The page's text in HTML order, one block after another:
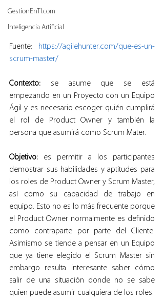
GestionEnTI.com
Inteligencia Artificial
Fuente: https://agilehunter.com/que-es-un-
scrum-master/
Contexto: se asume que se está
empezando en un Proyecto con un Equipo
Ágil y es necesario escoger quién cumplirá
el rol de Product Owner y también la
persona que asumirá como Scrum Mater.
Objetivo: es permitir a los participantes
demostrar sus habilidades y aptitudes para
los roles de Product Owner y Scrum Master,
así como su capacidad de trabajo en
equipo. Esto no es lo más frecuente porque
el Product Owner normalmente es definido
como contraparte por parte del Cliente.
Asimismo se tiende a pensar en un Equipo
que ya tiene elegido el Scrum Master sin
embargo resulta interesante saber cómo
salir de una situación donde no se sabe
quien puede asumir cualquiera de los roles.